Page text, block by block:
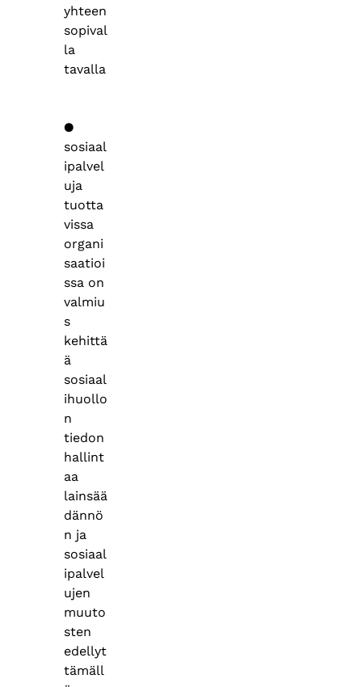
yhteen
sopival
la
tavalla
●
sosiaal
ipalvel
uja
tuotta
vissa
organi
saatioi
ssa on
valmiu
s
kehittä
ä
sosiaal
ihuollo
n
tiedon
hallint
aa
lainsää
dännö
n ja
sosiaal
ipalvel
ujen
muuto
sten
edellyt
tämäll